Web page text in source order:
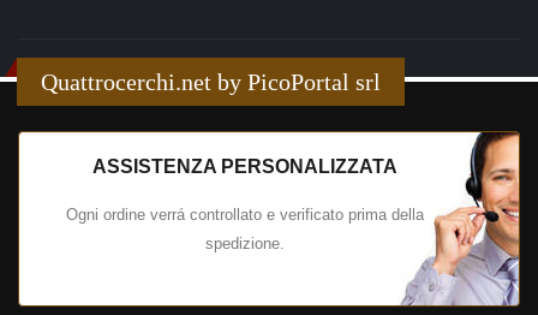
Quattrocerchi.net by PicoPortal srl
ASSISTENZA PERSONALIZZATA
Ogni ordine verrá controllato e verificato prima della
spedizione.